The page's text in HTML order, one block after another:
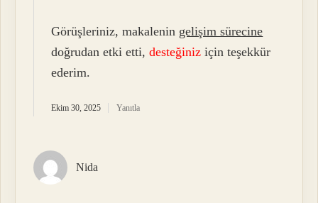
Görüşleriniz, makalenin gelişim sürecine
doğrudan etki etti,desteğiniz için teşekkür
ederim.
Ekim 30, 2025 Yanıtla
Nida